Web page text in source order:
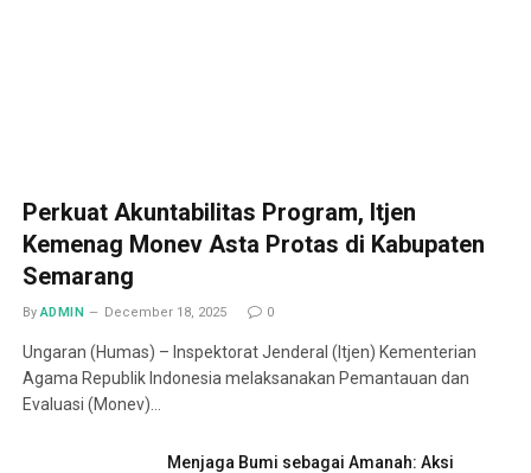
Perkuat Akuntabilitas Program, Itjen
Kemenag Monev Asta Protas di Kabupaten
Semarang
By ADMIN December 18, 2025 0
Ungaran (Humas) – Inspektorat Jenderal (Itjen) Kementerian
Agama Republik Indonesia melaksanakan Pemantauan dan
Evaluasi (Monev)…
Menjaga Bumi sebagai Amanah: Aksi